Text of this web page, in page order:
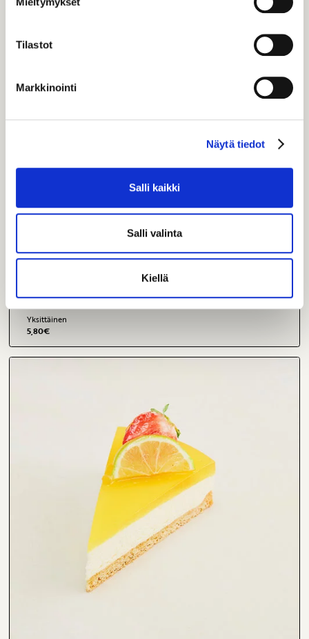
Tilastot
Markkinointi
Näytä tiedot
Salli kaikki
Salli valinta
Kiellä
Suklaafriikin unelma. Suklaakakkupohja,
Yksittäinen
5,80€